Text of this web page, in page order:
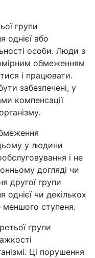
групи
однієї або
особи. Люди з
обмеженням
і працювати.
забезпечені, у
компенсації
у людини
і не
догляді чи
другої групи
однієї чи декількох
меншого ступеня.
групи
Ці порушення